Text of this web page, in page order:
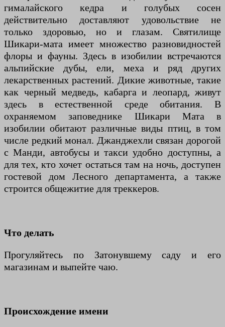
гималайского кедра и голубых сосен
действительно доставляют удовольствие не
только здоровью, но и глазам. Святилище
Шикари-мата имеет множество разновидностей
флоры и фауны. Здесь в изобилии встречаются
альпийские дубы, ели, меха и ряд других
лекарственных растений. Дикие животные, такие
как черный медведь, кабарга и леопард, живут
здесь в естественной среде обитания. В
охраняемом заповеднике Шикари Мата в
изобилии обитают различные виды птиц, в том
числе редкий монал. Джанджехли связан дорогой
с Манди, автобусы и такси удобно доступны, а
для тех, кто хочет остаться там на ночь, доступен
гостевой дом Лесного департамента, а также
строится общежитие для треккеров.
Что делать
Прогуляйтесь по Затонувшему саду и его
магазинам и выпейте чаю.
Происхождение имени